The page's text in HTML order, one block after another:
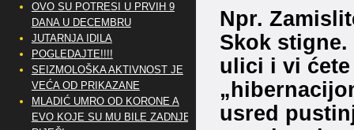
Npr.
Skok
ulici i vi
usred
OVO SU POTRESI U PRVIH 9
DANA U DECEMBRU
JUTARNJA IDILA
POGLEDAJTE!!!!
SEIZMOLOŠKA AKTIVNOST JE
VEĆA OD PRIKAZANE
MLADIĆ UMRO OD KORONE A
EVO KOJE SU MU BILE ZADNJE